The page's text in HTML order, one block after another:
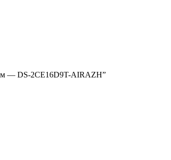
— DS-2CE16D9T-AIRAZH”